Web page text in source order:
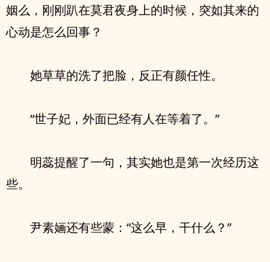
姻么，刚刚趴在莫君夜身上的时候，突如其来的
心动是怎么回事？
她草草的洗了把脸，反正有颜任性。
“世子妃，外面已经有人在等着了。”
明蕊提醒了一句，其实她也是第一次经历这
些。
尹素婳还有些蒙：“这么早，干什么？”